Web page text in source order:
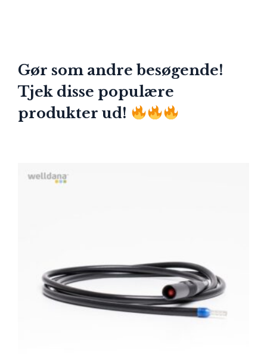
Gør som andre besøgende!
Tjek disse populære
produkter ud!